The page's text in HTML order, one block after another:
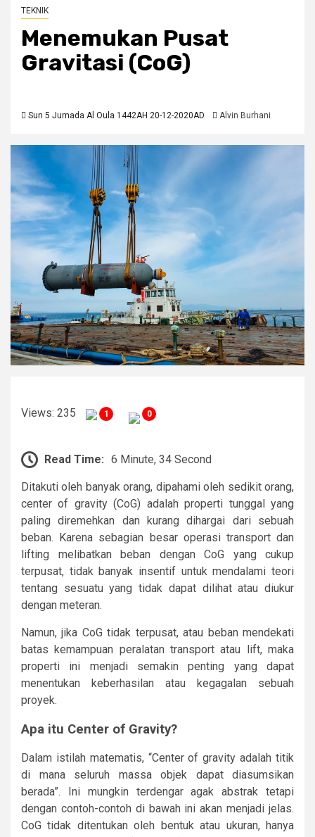
TEKNIK
Menemukan Pusat
Gravitasi (CoG)
Sun 5 Jumada Al Oula 1442AH 20-12-2020AD Alvin Burhani
Views: 235 1 0
Read Time: 6 Minute, 34 Second
Ditakuti oleh banyak orang, dipahami oleh sedikit orang,
center of gravity (CoG) adalah properti tunggal yang
paling diremehkan dan kurang dihargai dari sebuah
beban. Karena sebagian besar operasi transport dan
lifting melibatkan beban dengan CoG yang cukup
terpusat, tidak banyak insentif untuk mendalami teori
tentang sesuatu yang tidak dapat dilihat atau diukur
dengan meteran.
Namun, jika CoG tidak terpusat, atau beban mendekati
batas kemampuan peralatan transport atau lift, maka
properti ini menjadi semakin penting yang dapat
menentukan keberhasilan atau kegagalan sebuah
proyek.
Apa itu Center of Gravity?
Dalam istilah matematis, “Center of gravity adalah titik
di mana seluruh massa objek dapat diasumsikan
berada”. Ini mungkin terdengar agak abstrak tetapi
dengan contoh-contoh di bawah ini akan menjadi jelas.
CoG tidak ditentukan oleh bentuk atau ukuran, hanya